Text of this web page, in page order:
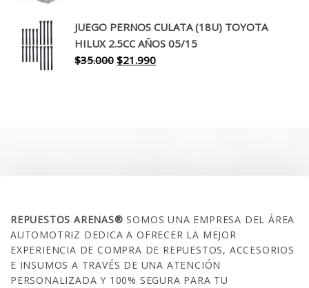
original
era:
$30.000.
actual
es:
$17.990.
JUEGO PERNOS CULATA (18U) TOYOTA
HILUX 2.5CC AÑOS 05/15
$35.000 El
$21.990El
REPUESTOS ARENAS®SOMOS UNA EMPRESA DEL ÁREA
AUTOMOTRIZ DEDICA A OFRECER LA MEJOR
EXPERIENCIA DE COMPRA DE REPUESTOS, ACCESORIOS
E INSUMOS A TRAVÉS DE UNA ATENCIÓN
PERSONALIZADA Y 100% SEGURA PARA TU